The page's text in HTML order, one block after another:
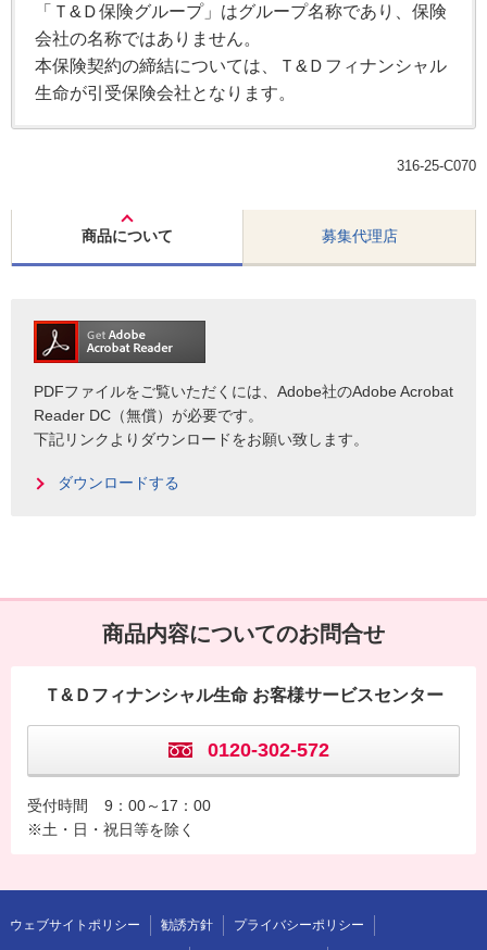
「Ｔ&Ｄ保険グループ」はグループ名称であり、保険
会社の名称ではありません。
本保険契約の締結については、Ｔ&Ｄフィナンシャル
生命が引受保険会社となります。
316-25-C070
商品について 募集代理店
PDFファイルをご覧いただくには、Adobe社のAdobe Acrobat
Reader DC（無償）が必要です。
下記リンクよりダウンロードをお願い致します。
ダウンロードする
商品内容についてのお問合せ
Ｔ&Ｄフィナンシャル生命 お客様サービスセンター
0120-302-572
受付時間
9：00～17：00
※土・日・祝日等を除く
ウェブサイトポリシー 勧誘方針 プライバシーポリシー